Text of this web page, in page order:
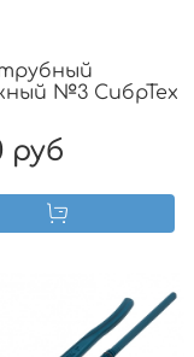
№3 СибрТех
руб